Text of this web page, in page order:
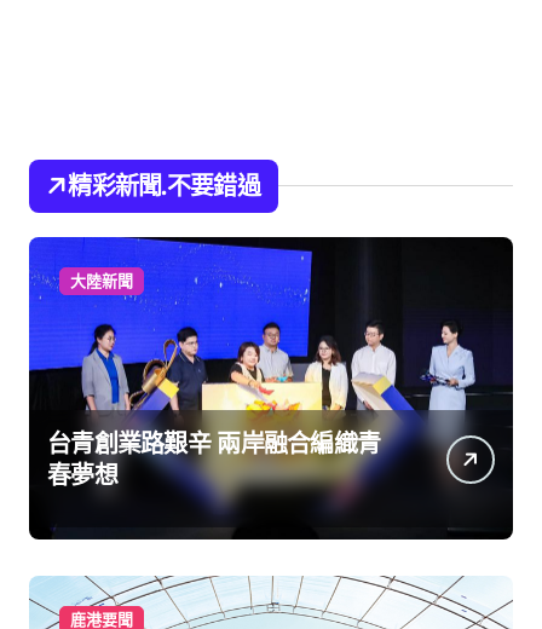
精彩新聞.不要錯過
大陸新聞
台青創業路艱辛 兩岸融合編織青
春夢想
鹿港要聞